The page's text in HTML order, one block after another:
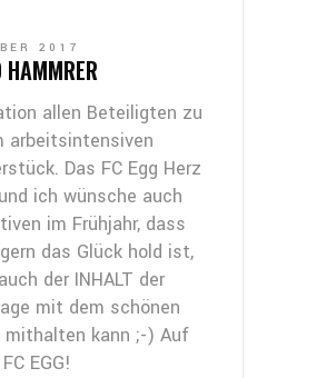
2017
HAMMRER
allen Beteiligten zu
arbeitsintensiven
Das FC Egg Herz
ich wünsche auch
im Frühjahr, dass
das Glück hold ist,
der INHALT der
mit dem schönen
mithalten kann ;-) Auf
EGG!